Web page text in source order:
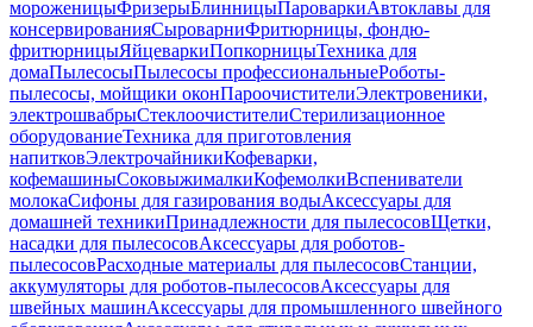
мороженицыФризерыБлинницыПароваркиАвтоклавы для
консервированияСыроварниФритюрницы, фондю-
фритюрницыЯйцеваркиПопкорницыТехника для
домаПылесосыПылесосы профессиональныеРоботы-
пылесосы, мойщики оконПароочистителиЭлектровеники,
электрошвабрыСтеклоочистителиСтерилизационное
оборудованиеТехника для приготовления
напитковЭлектрочайникиКофеварки,
кофемашиныСоковыжималкиКофемолкиВспениватели
молокаСифоны для газирования водыАксессуары для
домашней техникиПринадлежности для пылесосовЩетки,
насадки для пылесосовАксессуары для роботов-
пылесосовРасходные материалы для пылесосовСтанции,
аккумуляторы для роботов-пылесосовАксессуары для
швейных машинАксессуары для промышленного швейного